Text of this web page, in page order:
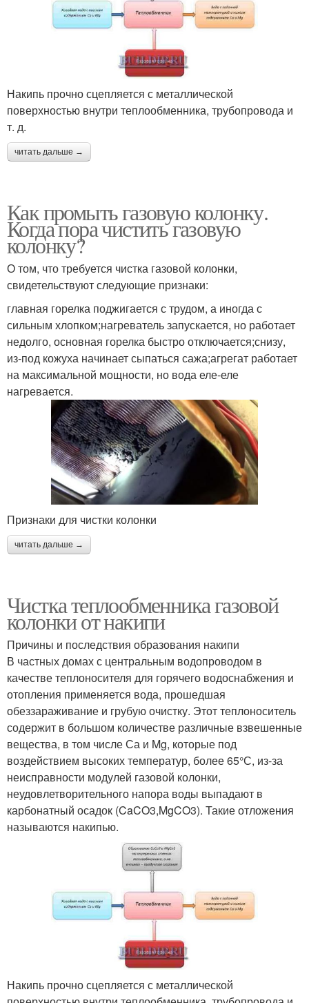
Накипь прочно сцепляется с металлической
поверхностью внутри теплообменника, трубопровода и
т. д.
читать дальше →
Как промыть газовую колонку.
Когда пора чистить газовую
колонку?
О том, что требуется чистка газовой колонки,
свидетельствуют следующие признаки:
главная горелка поджигается с трудом, а иногда с
сильным хлопком;нагреватель запускается, но работает
недолго, основная горелка быстро отключается;снизу,
из-под кожуха начинает сыпаться сажа;агрегат работает
на максимальной мощности, но вода еле-еле
нагревается.
Признаки для чистки колонки
читать дальше →
Чистка теплообменника газовой
колонки от накипи
Причины и последствия образования накипи
В частных домах с центральным водопроводом в
качестве теплоносителя для горячего водоснабжения и
отопления применяется вода, прошедшая
обеззараживание и грубую очистку. Этот теплоноситель
содержит в большом количестве различные взвешенные
вещества, в том числе Са и Mg, которые под
воздействием высоких температур, более 65°С, из-за
неисправности модулей газовой колонки,
неудовлетворительного напора воды выпадают в
карбонатный осадок (CaCO3,MgCO3). Такие отложения
называются накипью.
Накипь прочно сцепляется с металлической